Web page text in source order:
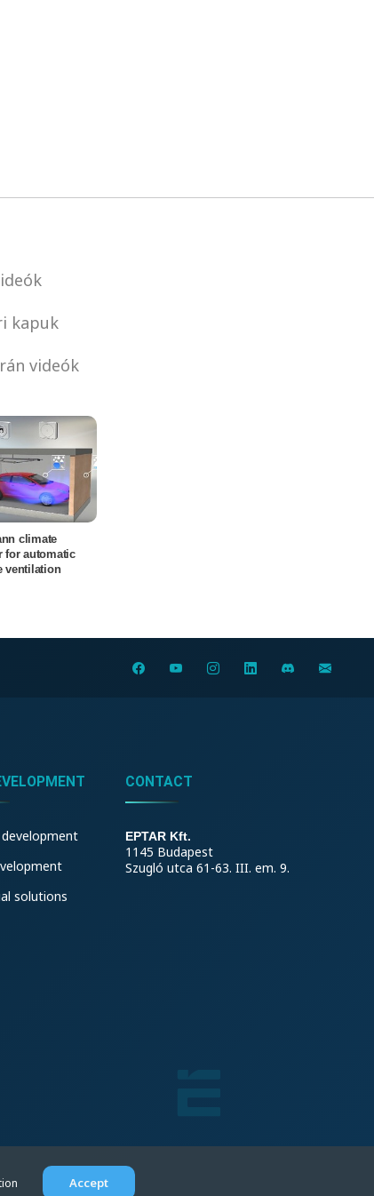
kapuk
videók
climate
for automatic
ventilation
solutions
CONTACT
EPTAR Kft.
1145 Budapest
Szugló utca 61-63. III. em. 9.
Accept